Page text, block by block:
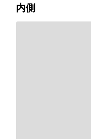
内側